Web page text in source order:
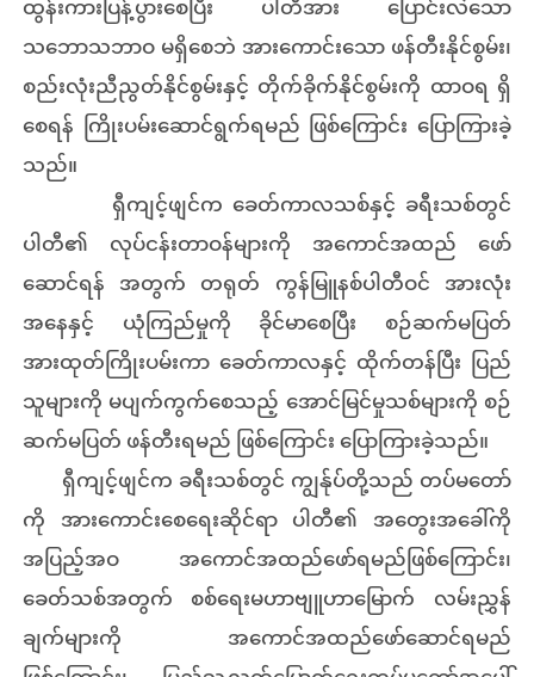
ထွန်းကားပြန့်ပွားစေပြီး ပါတီအား ပြောင်းလဲသော
သဘောသဘာဝ မရှိစေဘဲ အားကောင်းသော ဖန်တီးနိုင်စွမ်း၊
စည်းလုံးညီညွတ်နိုင်စွမ်းနှင့် တိုက်ခိုက်နိုင်စွမ်းကို ထာဝရ ရှိ
စေရန် ကြိုးပမ်းဆောင်ရွက်ရမည် ဖြစ်ကြောင်း ပြောကြားခဲ့
သည်။
ရှီကျင့်ဖျင်က ခေတ်ကာလသစ်နှင့် ခရီးသစ်တွင်
ပါတီ၏ လုပ်ငန်းတာဝန်များကို အကောင်အထည် ဖော်
ဆောင်ရန် အတွက် တရုတ် ကွန်မြူနစ်ပါတီဝင် အားလုံး
အနေနှင့် ယုံကြည်မှုကို ခိုင်မာစေပြီး စဉ်ဆက်မပြတ်
အားထုတ်ကြိုးပမ်းကာ ခေတ်ကာလနှင့် ထိုက်တန်ပြီး ပြည်
သူများကို မပျက်ကွက်စေသည့် အောင်မြင်မှုသစ်များကို စဉ်
ဆက်မပြတ် ဖန်တီးရမည် ဖြစ်ကြောင်း ပြောကြားခဲ့သည်။
ရှီကျင့်ဖျင်က ခရီးသစ်တွင် ကျွန်ုပ်တို့သည် တပ်မ‌တော်
ကို အားကောင်းစေရေးဆိုင်ရာ ပါတီ၏ အတွေးအခေါ်ကို
အပြည့်အဝ အကောင်အထည်ဖော်ရမည်ဖြစ်ကြောင်း၊
ခေတ်သစ်အတွက် စစ်ရေးမဟာဗျူဟာမြောက် လမ်းညွှန်
ချက်များကို အကောင်အထည်ဖော်ဆောင်ရမည်